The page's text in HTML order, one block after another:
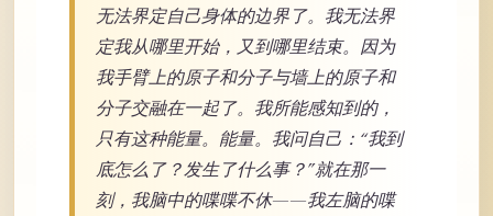
无法界定自己身体的边界了。我无法界
定我从哪里开始，又到哪里结束。因为
我手臂上的原子和分子与墙上的原子和
分子交融在一起了。我所能感知到的，
只有这种能量。能量。我问自己：“我到
底怎么了？发生了什么事？”就在那一
刻，我脑中的喋喋不休——我左脑的喋